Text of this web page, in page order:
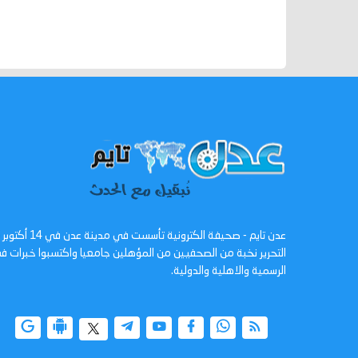
التحرير نخبة من الصحفيين من المؤهلين جامعيا واكتسبوا
الرسمية والاهلية والدولية.